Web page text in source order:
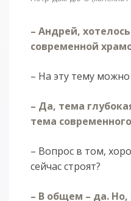
– Андрей,
современной
– На эту тему
– Да, тема
тема
– Вопрос в том,
сейчас строят?
– В общем – да. Но,